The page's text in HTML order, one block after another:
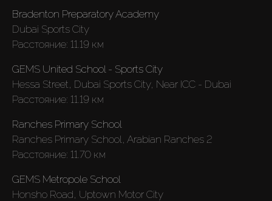
Bradenton Preparatory Academy
Dubai Sports City
Расстояние: 11.19 км
GEMS United School - Sports City
Hessa Street, Dubai Sports City, Near ICC - Dubai
Расстояние: 11.19 км
Ranches Primary School
Ranches Primary School, Arabian Ranches 2
Расстояние: 11.70 км
GEMS Metropole School
Honsho Road, Uptown Motor City